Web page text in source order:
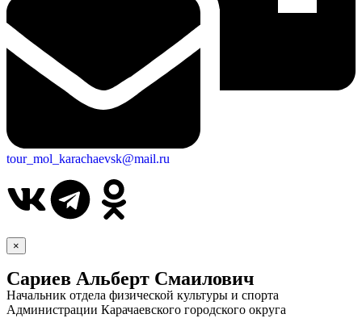
tour_mol_karachaevsk@mail.ru
×
Сариев Альберт Смаилович
Начальник отдела физической культуры и спорта
Администрации Карачаевского городского округа